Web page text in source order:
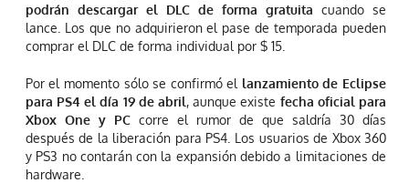
podrán descargar el DLC de forma gratuita cuando se
lance. Los que no adquirieron el pase de temporada pueden
comprar el DLC de forma individual por $ 15.
Por el momento sólo se confirmó el lanzamiento de Eclipse
para PS4 el día 19 de abril, aunque existe fecha oficial para
Xbox One y PCcorre el rumor de que saldría 30 días
después de la liberación para PS4. Los usuarios de Xbox 360
y PS3 no contarán con la expansión debido a limitaciones de
hardware.